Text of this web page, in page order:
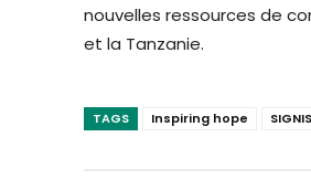
nouvelles ressources de
et la Tanzanie.
TAGS Inspiring hope SIGNIS